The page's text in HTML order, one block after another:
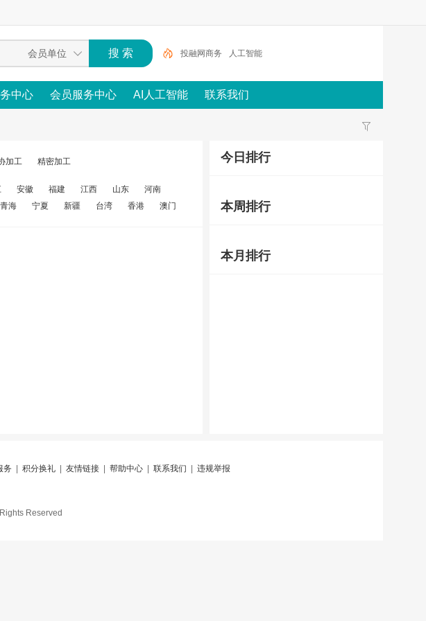
投融网商务 人工智能
中心 会员服务中心 AI人工智能 联系我们
加工 精密加工
安徽 福建 江西 山东
河南
青海 宁夏 新疆 台湾 香港 澳门
今日排行
本周排行
本月排行
务 积分换礼 友情链接 帮助中心 联系我们 违规举报
Reserved